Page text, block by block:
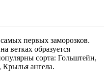
первых заморозков.
ветках образуется
сорта: Гольштейн,
ангела.